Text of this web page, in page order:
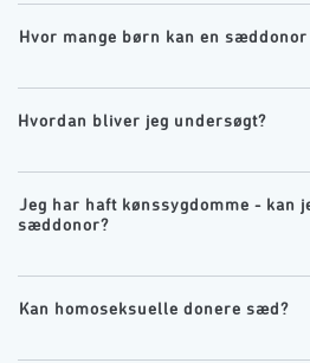
󠀰Hvor mange børn kan en sæddonor
Hvordan bliver jeg undersøgt?󠀲󠀧󠀠󠀳
󠀰Jeg har haft kønssygdomme - kan
sæddonor?󠀲󠀧󠀢󠀳
󠀰Kan homoseksuelle donere sæd?󠀲󠀧󠀤󠀳